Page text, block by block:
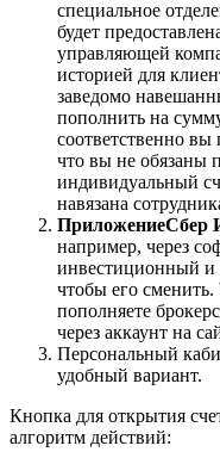
специальное
будет
управляющей
историей для
заведомо
пополнить на
соответственно
что вы не обязаны
индивидуальный
навязана
ПриложениеСбер
например, через
инвестиционный и
чтобы его
пополняете
через аккаунт на
Персональный
удобный вариант.
Кнопка для открытия
алгоритм действий: